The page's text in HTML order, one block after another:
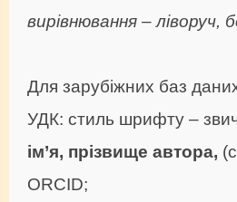
вирівнювання – ліворуч,
Для зарубіжних баз
УДК: стиль шрифту –
ім’я, прізвище автора,
ORCID;